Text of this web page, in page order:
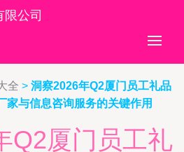
公司
全 > 洞察2026年Q2厦门员工礼品
家与信息咨询服务的关键作用
Q2厦门员工礼